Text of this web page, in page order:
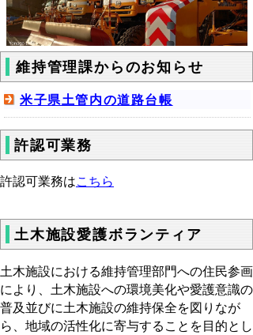
維持管理課からのお知らせ
米子県土管内の道路台帳
許認可業務
許認可業務はこちら
土木施設愛護ボランティア
土木施設における維持管理部門への住民参画
により、土木施設への環境美化や愛護意識の
普及並びに土木施設の維持保全を図りなが
ら、地域の活性化に寄与することを目的とし